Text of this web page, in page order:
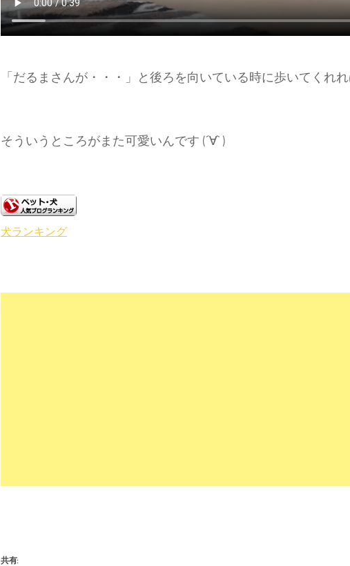
「だるまさんが・・・」と後ろを向いている時に歩いてくれ
そういうところがまた可愛いんです (´∀` )
犬ランキング
共有: